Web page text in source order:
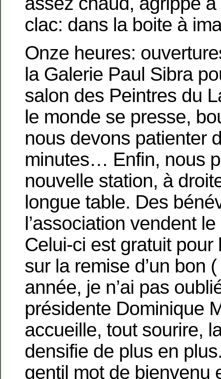
clac: dans la boite à
Onze heures:
la Galerie Paul Sibra
salon des Peintres du
le monde se presse,
nous devons patienter
minutes… Enfin, nous
nouvelle station, à
longue table. Des
l’association vendent
Celui-ci est gratuit pour
sur la remise d’un bon
année, je n’ai pas
présidente Dominique
accueille, tout sourire,
densifie de plus en
gentil mot de bienvenu